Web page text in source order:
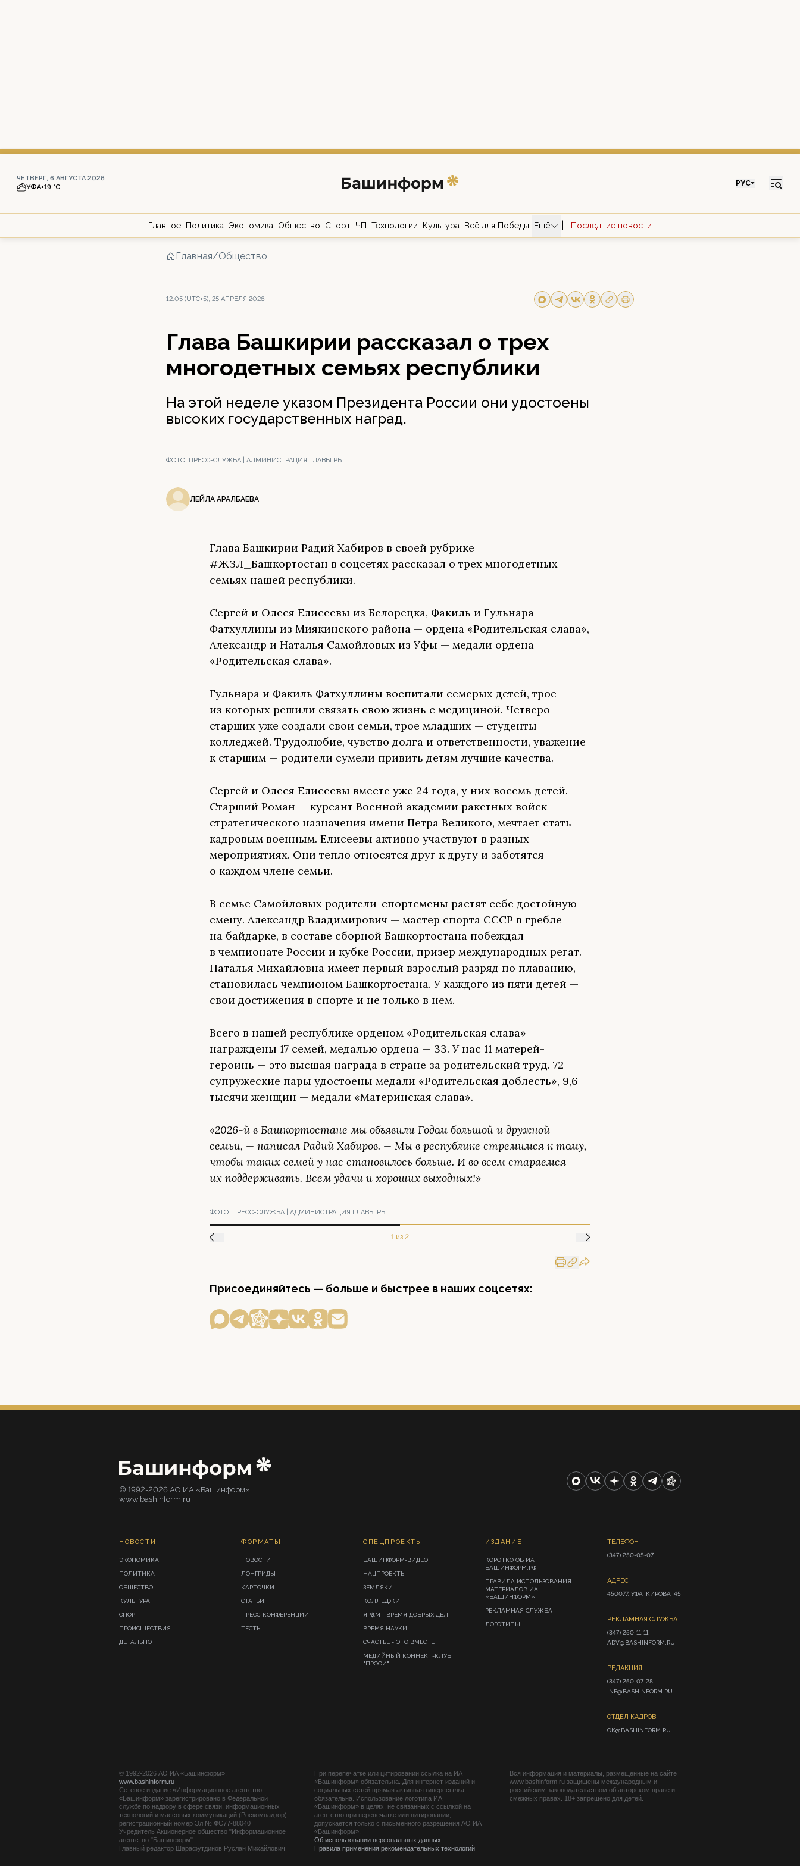
ЧЕТВЕРГ, 6 АВГУСТА 2026
УФА+19 °С РУС
Главное Политика Экономика Общество Спорт ЧП Технологии Культура Всё для Победы Ещё Последние новости
Главная/Общество
12:05 (UTC+5), 25 АПРЕЛЯ 2026
Глава Башкирии рассказал о трех
многодетных семьях республики
На этой неделе указом Президента России они удостоены
высоких государственных наград.
ФОТО: ПРЕСС-СЛУЖБА | АДМИНИСТРАЦИЯ ГЛАВЫ РБ
ЛЕЙЛА АРАЛБАЕВА
Глава Башкирии Радий Хабиров в своей рубрике
#ЖЗЛ_Башкортостан в соцсетях рассказал о трех многодетных
семьях нашей республики.
Сергей и Олеся Елисеевы из Белорецка, Факиль и Гульнара
Фатхуллины из Миякинского района — ордена «Родительская слава»,
Александр и Наталья Самойловых из Уфы — медали ордена
«Родительская слава».
Гульнара и Факиль Фатхуллины воспитали семерых детей, трое
из которых решили связать свою жизнь с медициной. Четверо
старших уже создали свои семьи, трое младших — студенты
колледжей. Трудолюбие, чувство долга и ответственности, уважение
к старшим — родители сумели привить детям лучшие качества.
Сергей и Олеся Елисеевы вместе уже 24 года, у них восемь детей.
Старший Роман — курсант Военной академии ракетных войск
стратегического назначения имени Петра Великого, мечтает стать
кадровым военным. Елисеевы активно участвуют в разных
мероприятиях. Они тепло относятся друг к другу и заботятся
о каждом члене семьи.
В семье Самойловых родители-спортсмены растят себе достойную
смену. Александр Владимирович — мастер спорта СССР в гребле
на байдарке, в составе сборной Башкортостана побеждал
в чемпионате России и кубке России, призер международных регат.
Наталья Михайловна имеет первый взрослый разряд по плаванию,
становилась чемпионом Башкортостана. У каждого из пяти детей —
свои достижения в спорте и не только в нем.
Всего в нашей республике орденом «Родительская слава»
награждены 17 семей, медалью ордена — 33. У нас 11 матерей-
героинь — это высшая награда в стране за родительский труд. 72
супружеские пары удостоены медали «Родительская доблесть», 9,6
тысячи женщин — медали «Материнская слава».
«2026-й в Башкортостане мы объявили Годом большой и дружной
семьи, — написал Радий Хабиров. — Мы в республике стремимся к тому,
чтобы таких семей у нас становилось больше. И во всем стараемся
их поддерживать. Всем удачи и хороших выходных!»
ФОТО: ПРЕСС-СЛУЖБА | АДМИНИСТРАЦИЯ ГЛАВЫ РБ
1 из 2
Присоединяйтесь — больше и быстрее в наших соцсетях:
© 1992-2026 АО ИА «Башинформ».
www.bashinform.ru
НОВОСТИ
ЭКОНОМИКА
ПОЛИТИКА
ОБЩЕСТВО
КУЛЬТУРА
СПОРТ
ПРОИСШЕСТВИЯ
ДЕТАЛЬНО
ФОРМАТЫ
НОВОСТИ
ЛОНГРИДЫ
КАРТОЧКИ
СТАТЬИ
ПРЕСС-КОНФЕРЕНЦИИ
ТЕСТЫ
СПЕЦПРОЕКТЫ
БАШИНФОРМ-ВИДЕО
НАЦПРОЕКТЫ
ЗЕМЛЯКИ
КОЛЛЕДЖИ
ЯРҘАМ - ВРЕМЯ ДОБРЫХ ДЕЛ
ВРЕМЯ НАУКИ
СЧАСТЬЕ - ЭТО ВМЕСТЕ
МЕДИЙНЫЙ КОННЕКТ-КЛУБ
"ПРОФИ"
ИЗДАНИЕ
КОРОТКО ОБ ИА
БАШИНФОРМ.РФ
ПРАВИЛА ИСПОЛЬЗОВАНИЯ
МАТЕРИАЛОВ ИА
«БАШИНФОРМ»
РЕКЛАМНАЯ СЛУЖБА
ЛОГОТИПЫ
ТЕЛЕФОН
(347) 250-05-07
АДРЕС
450077, УФА, КИРОВА, 45
РЕКЛАМНАЯ СЛУЖБА
(347) 250-11-11
ADV@BASHINFORM.RU
РЕДАКЦИЯ
(347) 250-07-28
INF@BASHINFORM.RU
ОТДЕЛ КАДРОВ
OK@BASHINFORM.RU
© 1992-2026 АО ИА «Башинформ».
www.bashinform.ru
Сетевое издание «Информационное агентство
«Башинформ» зарегистрировано в Федеральной
службе по надзору в сфере связи, информационных
технологий и массовых коммуникаций (Роскомнадзор),
регистрационный номер Эл № ФС77-88040
Учредитель Акционерное общество "Информационное
агентство "Башинформ"
Главный редактор Шарафутдинов Руслан Михайлович
При перепечатке или цитировании ссылка на ИА
«Башинформ» обязательна. Для интернет-изданий и
социальных сетей прямая активная гиперссылка
обязательна. Использование логотипа ИА
«Башинформ» в целях, не связанных с ссылкой на
агентство при перепечатке или цитировании,
допускается только с письменного разрешения АО ИА
«Башинформ».
Об использовании персональных данных
Правила применения рекомендательных технологий
Вся информация и материалы, размещенные на сайте
www.bashinform.ru защищены международным и
российским законодательством об авторском праве и
смежных правах. 18+ запрещено для детей.